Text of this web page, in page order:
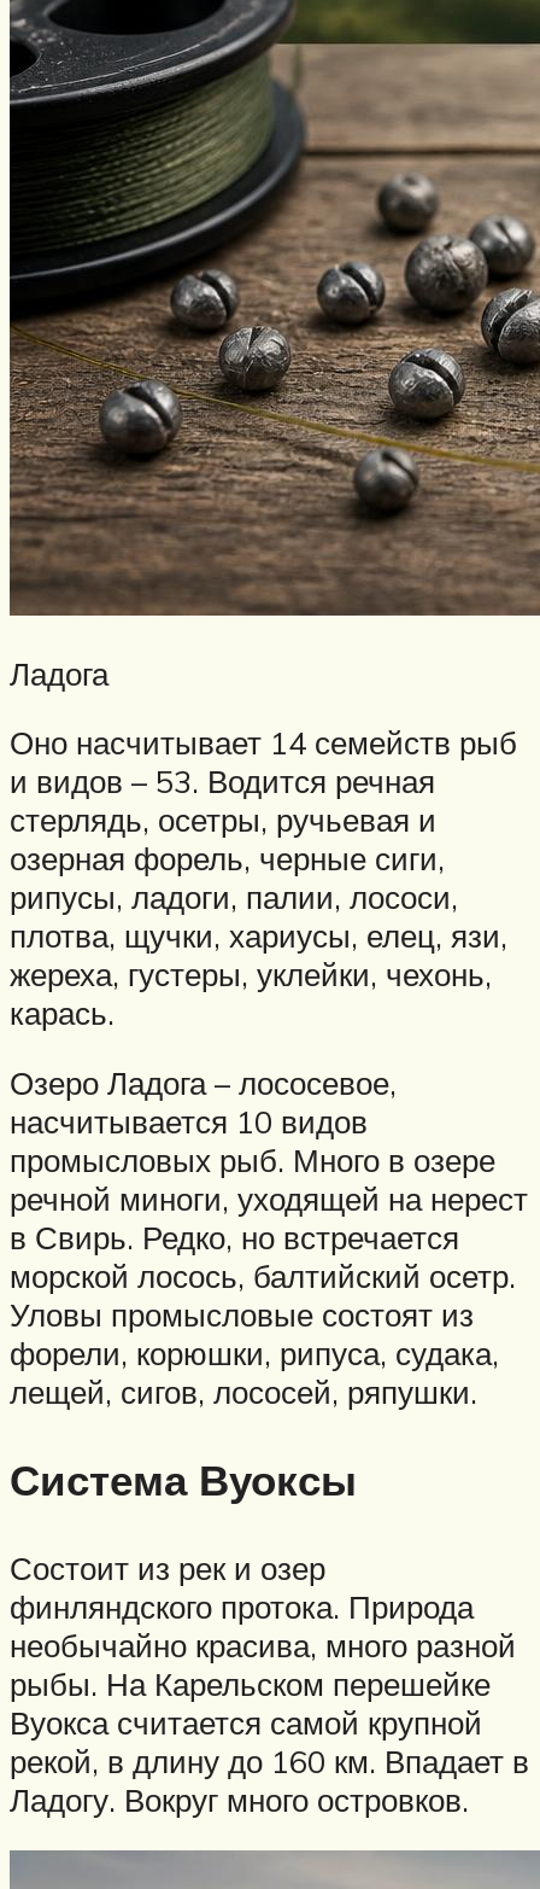
Ладога
Оно насчитывает 14 семейств рыб
и видов – 53. Водится речная
стерлядь, осетры, ручьевая и
озерная форель, черные сиги,
рипусы, ладоги, палии, лососи,
плотва, щучки, хариусы, елец, язи,
жереха, густеры, уклейки, чехонь,
карась.
Озеро Ладога – лососевое,
насчитывается 10 видов
промысловых рыб. Много в озере
речной миноги, уходящей на нерест
в Свирь. Редко, но встречается
морской лосось, балтийский осетр.
Уловы промысловые состоят из
форели, корюшки, рипуса, судака,
лещей, сигов, лососей, ряпушки.
Система Вуоксы
Состоит из рек и озер
финляндского протока. Природа
необычайно красива, много разной
рыбы. На Карельском перешейке
Вуокса считается самой крупной
рекой, в длину до 160 км. Впадает в
Ладогу. Вокруг много островков.